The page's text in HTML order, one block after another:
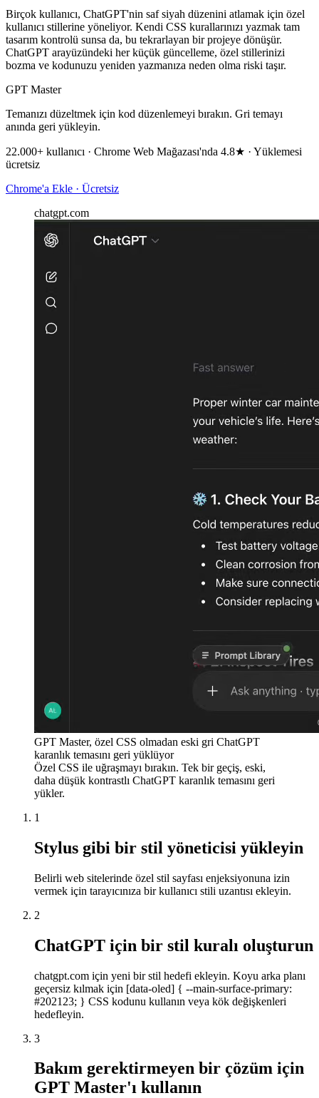
Birçok kullanıcı, ChatGPT'nin saf siyah düzenini atlamak için özel
kullanıcı stillerine yöneliyor. Kendi CSS kurallarınızı yazmak tam
tasarım kontrolü sunsa da, bu tekrarlayan bir projeye dönüşür.
ChatGPT arayüzündeki her küçük güncelleme, özel stillerinizi
bozma ve kodunuzu yeniden yazmanıza neden olma riski taşır.
GPT Master
Temanızı düzeltmek için kod düzenlemeyi bırakın. Gri temayı
anında geri yükleyin.
22.000+ kullanıcı · Chrome Web Mağazası'nda 4.8★ · Yüklemesi
ücretsiz
Chrome'a Ekle · Ücretsiz
chatgpt.com
GPT Master, özel CSS olmadan eski gri ChatGPT
karanlık temasını geri yüklüyor
Özel CSS ile uğraşmayı bırakın. Tek bir geçiş, eski,
daha düşük kontrastlı ChatGPT karanlık temasını geri
yükler.
1
Stylus gibi bir stil yöneticisi yükleyin
Belirli web sitelerinde özel stil sayfası enjeksiyonuna izin
vermek için tarayıcınıza bir kullanıcı stili uzantısı ekleyin.
2
ChatGPT için bir stil kuralı oluşturun
chatgpt.com için yeni bir stil hedefi ekleyin. Koyu arka planı
geçersiz kılmak için [data-oled] { --main-surface-primary:
#202123; } CSS kodunu kullanın veya kök değişkenleri
hedefleyin.
3
Bakım gerektirmeyen bir çözüm için
GPT Master'ı kullanın